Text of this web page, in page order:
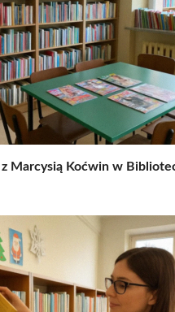
Marcysią Koćwin w